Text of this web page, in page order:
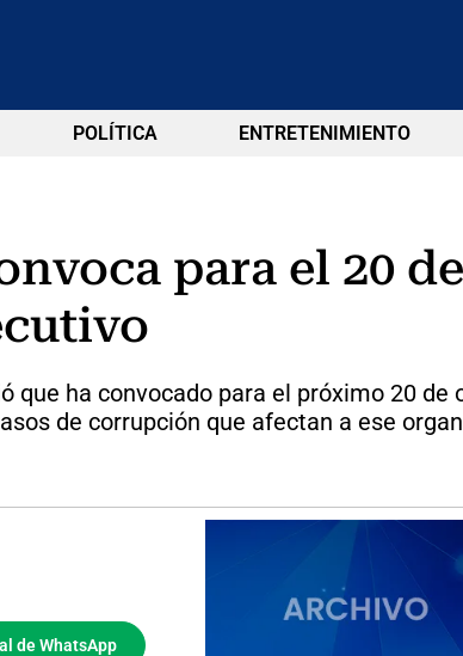
POLÍTICA ENTRETENIMIENTO
para el 20
que ha convocado para el próximo 20
de corrupción que afectan a ese
de WhatsApp